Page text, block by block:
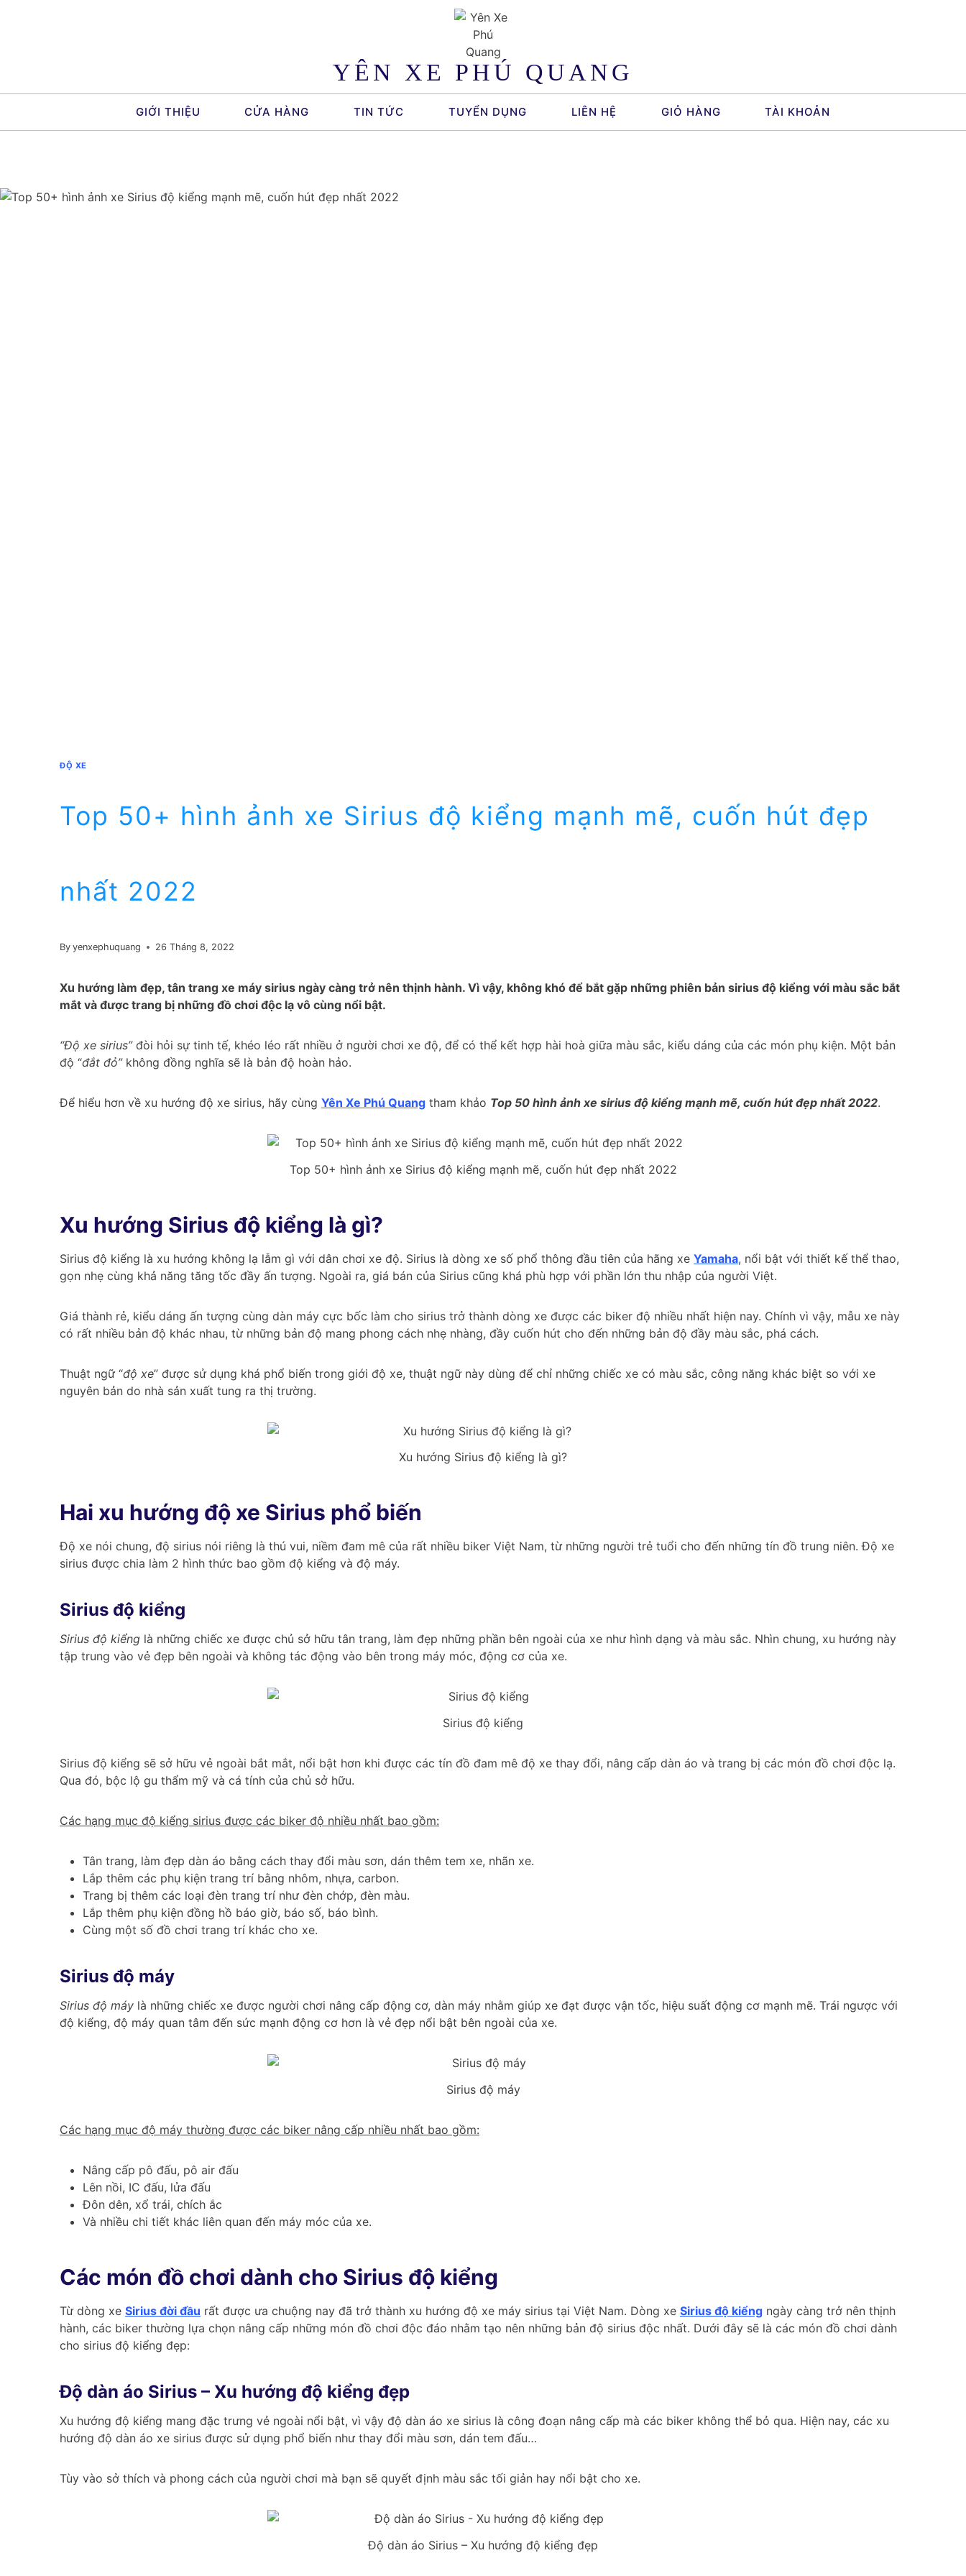
YÊN XE PHÚ QUANG
GIỚI THIỆU CỬA HÀNG TIN TỨC TUYỂN DỤNG LIÊN HỆ GIỎ HÀNG TÀI KHOẢN
ĐỘ XE
Top 50+ hình ảnh xe Sirius độ kiểng mạnh mẽ, cuốn hút đẹp
nhất 2022
By yenxephuquang 26 Tháng 8, 2022
Xu hướng làm đẹp, tân trang xe máy sirius ngày càng trở nên thịnh hành. Vì vậy, không khó để bắt gặp những phiên bản sirius độ kiểng với màu sắc bắt
mắt và được trang bị những đồ chơi độc lạ vô cùng nổi bật.
“Độ xe sirius” đòi hỏi sự tinh tế, khéo léo rất nhiều ở người chơi xe độ, để có thể kết hợp hài hoà giữa màu sắc, kiểu dáng của các món phụ kiện. Một bản
độ “đắt đỏ”không đồng nghĩa sẽ là bản độ hoàn hảo.
Để hiểu hơn về xu hướng độ xe sirius, hãy cùng Yên Xe Phú Quang tham khảo Top 50 hình ảnh xe sirius độ kiểng mạnh mẽ, cuốn hút đẹp nhất 2022.
Top 50+ hình ảnh xe Sirius độ kiểng mạnh mẽ, cuốn hút đẹp nhất 2022
Xu hướng Sirius độ kiểng là gì?
Sirius độ kiểng là xu hướng không lạ lẫm gì với dân chơi xe độ. Sirius là dòng xe số phổ thông đầu tiên của hãng xe Yamaha, nổi bật với thiết kế thể thao,
gọn nhẹ cùng khả năng tăng tốc đầy ấn tượng. Ngoài ra, giá bán của Sirius cũng khá phù hợp với phần lớn thu nhập của người Việt.
Giá thành rẻ, kiểu dáng ấn tượng cùng dàn máy cực bốc làm cho sirius trở thành dòng xe được các biker độ nhiều nhất hiện nay. Chính vì vậy, mẫu xe này
có rất nhiều bản độ khác nhau, từ những bản độ mang phong cách nhẹ nhàng, đầy cuốn hút cho đến những bản độ đầy màu sắc, phá cách.
Thuật ngữ “độ xe” được sử dụng khá phổ biến trong giới độ xe, thuật ngữ này dùng để chỉ những chiếc xe có màu sắc, công năng khác biệt so với xe
nguyên bản do nhà sản xuất tung ra thị trường.
Xu hướng Sirius độ kiểng là gì?
Hai xu hướng độ xe Sirius phổ biến
Độ xe nói chung, độ sirius nói riêng là thú vui, niềm đam mê của rất nhiều biker Việt Nam, từ những người trẻ tuổi cho đến những tín đồ trung niên. Độ xe
sirius được chia làm 2 hình thức bao gồm độ kiểng và độ máy.
Sirius độ kiểng
Sirius độ kiểng là những chiếc xe được chủ sở hữu tân trang, làm đẹp những phần bên ngoài của xe như hình dạng và màu sắc. Nhìn chung, xu hướng này
tập trung vào vẻ đẹp bên ngoài và không tác động vào bên trong máy móc, động cơ của xe.
Sirius độ kiểng
Sirius độ kiểng sẽ sở hữu vẻ ngoài bắt mắt, nổi bật hơn khi được các tín đồ đam mê độ xe thay đổi, nâng cấp dàn áo và trang bị các món đồ chơi độc lạ.
Qua đó, bộc lộ gu thẩm mỹ và cá tính của chủ sở hữu.
Các hạng mục độ kiểng sirius được các biker độ nhiều nhất bao gồm:
Tân trang, làm đẹp dàn áo bằng cách thay đổi màu sơn, dán thêm tem xe, nhãn xe.
Lắp thêm các phụ kiện trang trí bằng nhôm, nhựa, carbon.
Trang bị thêm các loại đèn trang trí như đèn chớp, đèn màu.
Lắp thêm phụ kiện đồng hồ báo giờ, báo số, báo bình.
Cùng một số đồ chơi trang trí khác cho xe.
Sirius độ máy
Sirius độ máy là những chiếc xe được người chơi nâng cấp động cơ, dàn máy nhằm giúp xe đạt được vận tốc, hiệu suất động cơ mạnh mẽ. Trái ngược với
độ kiểng, độ máy quan tâm đến sức mạnh động cơ hơn là vẻ đẹp nổi bật bên ngoài của xe.
Sirius độ máy
Các hạng mục độ máy thường được các biker nâng cấp nhiều nhất bao gồm:
Nâng cấp pô đấu, pô air đấu
Lên nồi, IC đấu, lửa đấu
Đôn dên, xổ trái, chích ắc
Và nhiều chi tiết khác liên quan đến máy móc của xe.
Các món đồ chơi dành cho Sirius độ kiểng
Từ dòng xe Sirius đời đầu rất được ưa chuộng nay đã trở thành xu hướng độ xe máy sirius tại Việt Nam. Dòng xe Sirius độ kiểng ngày càng trở nên thịnh
hành, các biker thường lựa chọn nâng cấp những món đồ chơi độc đáo nhằm tạo nên những bản độ sirius độc nhất. Dưới đây sẽ là các món đồ chơi dành
cho sirius độ kiểng đẹp:
Độ dàn áo Sirius – Xu hướng độ kiểng đẹp
Xu hướng độ kiểng mang đặc trưng vẻ ngoài nổi bật, vì vậy độ dàn áo xe sirius là công đoạn nâng cấp mà các biker không thể bỏ qua. Hiện nay, các xu
hướng độ dàn áo xe sirius được sử dụng phổ biến như thay đổi màu sơn, dán tem đấu…
Tùy vào sở thích và phong cách của người chơi mà bạn sẽ quyết định màu sắc tối giản hay nổi bật cho xe.
Độ dàn áo Sirius – Xu hướng độ kiểng đẹp